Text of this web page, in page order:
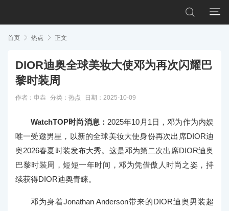


首页  热点  正文
DIOR迪奥全球美妆大使邓为再次闪耀巴
黎时装周
作者：申垚 分类： 热点 日期：2025-10-09
WatchTOP时尚消息： 2025年10月1日，邓为作为内娱
唯一受邀男星，以新的全球美妆大使身份再次出席DIOR迪
奥2026春夏时装发布大秀。这是邓为第二次出席DIOR迪奥
巴黎时装周，短短一年时间，邓为凭借傲人时尚之姿，持
续获得DIOR迪奥青睐。
邓为身着Jonathan Anderson带来的DIOR迪奥男装超